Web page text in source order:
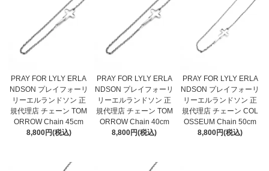
PRAY FOR LYLY ERLA
NDSON プレイフォーリ
リーエルランドソン 正
規代理店 チェーン TOM
ORROW Chain 45cm
8,800円(税込)
PRAY FOR LYLY ERLA
NDSON プレイフォーリ
リーエルランドソン 正
規代理店 チェーン TOM
ORROW Chain 40cm
8,800円(税込)
PRAY FOR LYLY ERLA
NDSON プレイフォーリ
リーエルランドソン 正
規代理店 チェーン COL
OSSEUM Chain 50cm
8,800円(税込)